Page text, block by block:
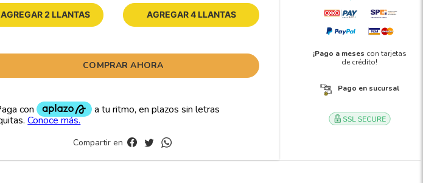
AGREGAR 2 LLANTAS AGREGAR 4 LLANTAS
COMPRAR AHORA
Compartir en
¡Pago a meses con tarjetas
de crédito!
Pago en sucursal